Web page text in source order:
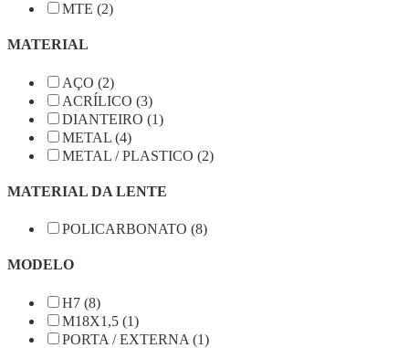
MTE (2)
MATERIAL
AÇO (2)
ACRÍLICO (3)
DIANTEIRO (1)
METAL (4)
METAL / PLASTICO (2)
MATERIAL DA LENTE
POLICARBONATO (8)
MODELO
H7 (8)
M18X1,5 (1)
PORTA / EXTERNA (1)